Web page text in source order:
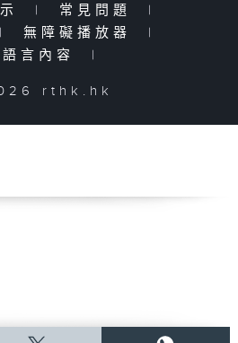
| 常見問題
|
| 無障礙播放器
|
言內容
|
rthk.hk